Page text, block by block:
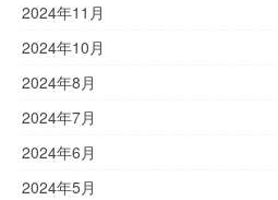
2024年11月
2024年10月
2024年8月
2024年7月
2024年6月
2024年5月